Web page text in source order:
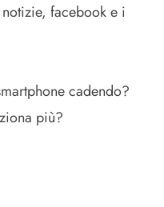
facebook e i
cadendo?
più?